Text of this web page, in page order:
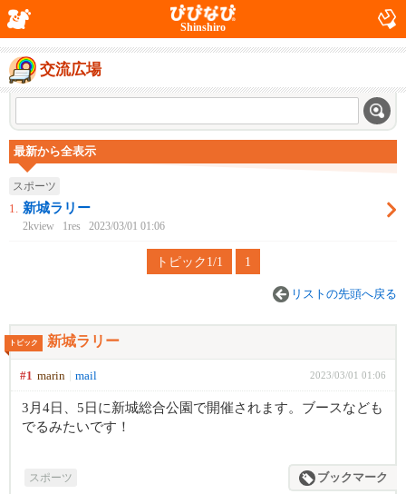
Shinshiro
交流広場
最新から全表示
スポーツ
1. 新城ラリー
2kview 1res 2023/03/01 01:06
トピック1/1 1
リストの先頭へ戻る
トピック 新城ラリー
#1 marin mail 2023/03/01 01:06
3月4日、5日に新城総合公園で開催されます。ブースなども
でるみたいです！
スポーツ ブックマーク